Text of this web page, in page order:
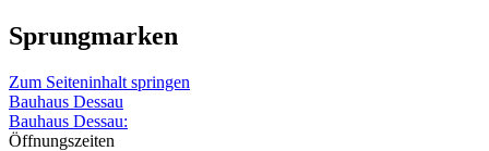
Sprungmarken
Zum Seiteninhalt springen
Bauhaus Dessau
Bauhaus Dessau:
Öffnungszeiten